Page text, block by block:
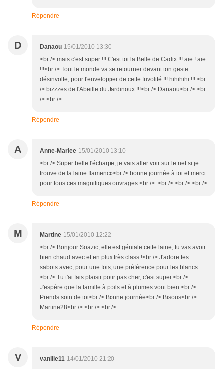
Répondre
D Danaou 15/01/2010 13:30
<br /> mais c'est super !!! C'est toi la Belle de Cadix !!! aie ! aie
!!!<br /> Tout le monde va se retourner devant ton geste
désinvolte, pour t'envelopper de cette frivolité !!! hihihihi !!! <br
/> bizzzes de l'Abeille du Jardinoux !!!<br /> Danaou<br /> <br
/> <br />
Répondre
A Anne-Mariee 15/01/2010 13:10
<br /> Super belle l'écharpe, je vais aller voir sur le net si je
trouve de la laine flamenco<br /> bonne journée à toi et merci
pour tous ces magnifiques ouvrages.<br /> <br /> <br /> <br />
Répondre
M Martine 15/01/2010 12:22
<br /> Bonjour Soazic, elle est géniale cette laine, tu vas avoir
bien chaud avec et en plus très class !<br /> J'adore tes
sabots avec, pour une fois, une préférence pour les blancs.
<br /> Tu t'ai fais plaisir pour pas cher, c'est super.<br />
J'espère que la famille à poils et à plumes vont bien.<br />
Prends soin de toi<br /> Bonne journée<br /> Bisous<br />
Martine28<br /> <br /> <br />
Répondre
V vanille11 14/01/2010 21:20